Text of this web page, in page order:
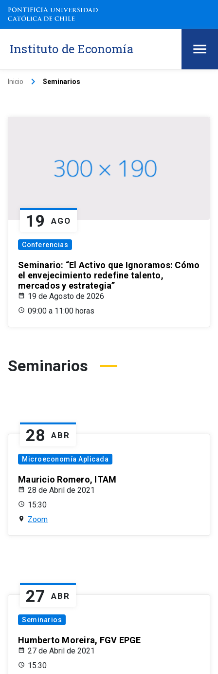
Instituto de Economía
Inicio keyboard_arrow_right Seminarios
19 AGO
Conferencias
Seminario: “El Activo que Ignoramos: Cómo
el envejecimiento redefine talento,
mercados y estrategia”
19 de Agosto de 2026
09:00 a 11:00 horas
Seminarios
28 ABR
Microeconomía Aplicada
Mauricio Romero, ITAM
28 de Abril de 2021
15:30
Zoom
27 ABR
Seminarios
Humberto Moreira, FGV EPGE
27 de Abril de 2021
15:30